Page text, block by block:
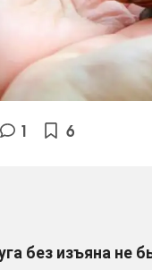
1 6
без изъяна не